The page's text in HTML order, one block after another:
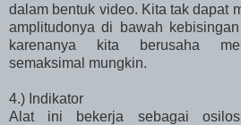
dalam bentuk video. Kita tak dapat
amplitudonya di bawah
karenanya kita berusaha
semaksimal mungkin.
4.) Indikator
Alat ini bekerja sebagai